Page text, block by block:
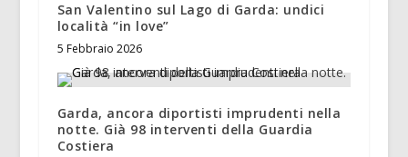
San Valentino sul Lago di Garda: undici
località “in love”
5 Febbraio 2026
Garda, ancora diportisti imprudenti nella
notte. Già 98 interventi della Guardia
Costiera